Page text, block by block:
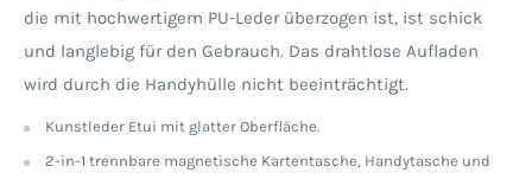
die mit hochwertigem PU-Leder überzogen ist, ist schick
und langlebig für den Gebrauch. Das drahtlose Aufladen
wird durch die Handyhülle nicht beeinträchtigt.
Kunstleder Etui mit glatter Oberfläche.
2-in-1 trennbare magnetische Kartentasche, Handytasche und